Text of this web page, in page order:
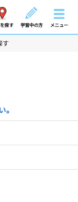
探す 学習中の方 メニュー
す
。